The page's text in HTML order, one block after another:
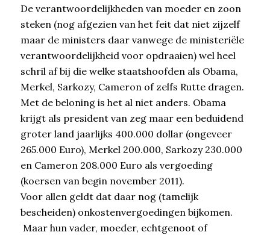
De verantwoordelijkheden van moeder en zoon
steken (nog afgezien van het feit dat niet zijzelf
maar de ministers daar vanwege de ministeriële
verantwoordelijkheid voor opdraaien) wel heel
schril af bij die welke staatshoofden als Obama,
Merkel, Sarkozy, Cameron of zelfs Rutte dragen.
Met de beloning is het al niet anders. Obama
krijgt als president van zeg maar een beduidend
groter land jaarlijks 400.000 dollar (ongeveer
265.000 Euro), Merkel 200.000, Sarkozy 230.000
en Cameron 208.000 Euro als vergoeding
(koersen van begin november 2011).
Voor allen geldt dat daar nog (tamelijk
bescheiden) onkostenvergoedingen bijkomen.
Maar hun vader, moeder, echtgenoot of